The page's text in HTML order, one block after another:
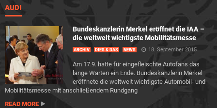
AUDI
Bundeskanzlerin Merkel eröffnet die IAA –
die weltweit wichtigste Mobilitätsmesse
ARCHIV DIES & DAS NEWS 18. September 2015
Am 17.9. hatte für eingefleischte Autofans das
lange Warten ein Ende. Bundeskanzlerin Merkel
eröffnete die weltweit wichtigste Automobil- und
Mobilitätsmesse mit anschließendem Rundgang
READ MORE